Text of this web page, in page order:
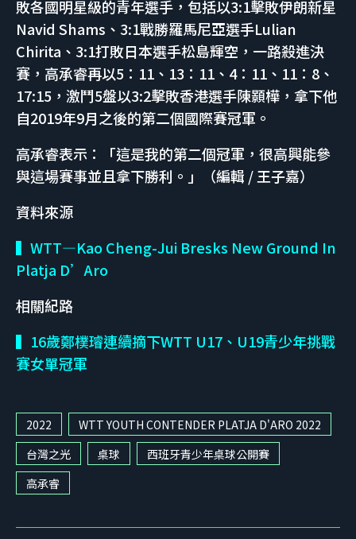
敗各國明星級的青年選手，包括以3:1擊敗伊朗新星
Navid Shams、3:1戰勝羅馬尼亞選手Lulian
Chirita、3:1打敗日本選手松島輝空，一路殺進決
賽，高承睿再以5：11、13：11、4：11、11：8、
17:15，激鬥5盤以3:2擊敗香港選手陳顥樺，拿下他
自2019年9月之後的第二個國際賽冠軍。
高承睿表示：「這是我的第二個冠軍，很高興能參
與這場賽事並且拿下勝利。」（編輯 / 王子嘉）
資料來源
▍WTT—Kao Cheng-Jui Bresks New Ground In
Platja D’Aro
相關紀路
▍16歲鄭樸璿連續摘下WTT U17、U19青少年挑戰
賽女單冠軍
2022
WTT YOUTH CONTENDER PLATJA D'ARO 2022
台灣之光
桌球
西班牙青少年桌球公開賽
高承睿